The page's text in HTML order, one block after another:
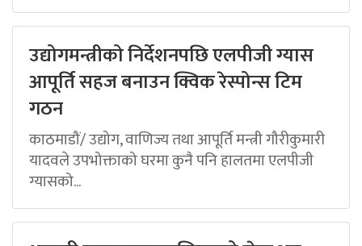
उद्योगमन्त्रीको निर्देशनपछि एलपीजी ग्यास
आपूर्ति सहज बनाउन क्विक रेस्पोन्स टिम
गठन
काठमाडौं/ उद्योग, वाणिज्य तथा आपूर्ति मन्त्री गौरीकुमारी
यादवले उपभोक्ताको घरमा कुनै पनि हालतमा एलपीजी
ग्यासको...